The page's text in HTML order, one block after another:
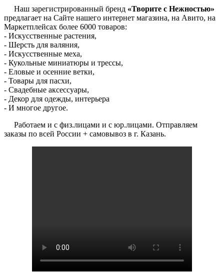
Наш зарегистрированный бренд «Творите с Нежностью»
предлагает на Сайте нашего интернет магазина, на Авито, на
Маркетплейсах более 6000 товаров:
- Искусственные растения,
- Шерсть для валяния,
- Искусственные меха,
- Кукольные миниатюры и трессы,
- Еловые и осенние ветки,
- Товары для пасхи,
- Свадебные аксессуары,
- Декор для одежды, интерьера
- И многое другое.
Работаем и с физ.лицами и с юр.лицами. Отправляем
заказы по всей России + самовывоз в г. Казань.